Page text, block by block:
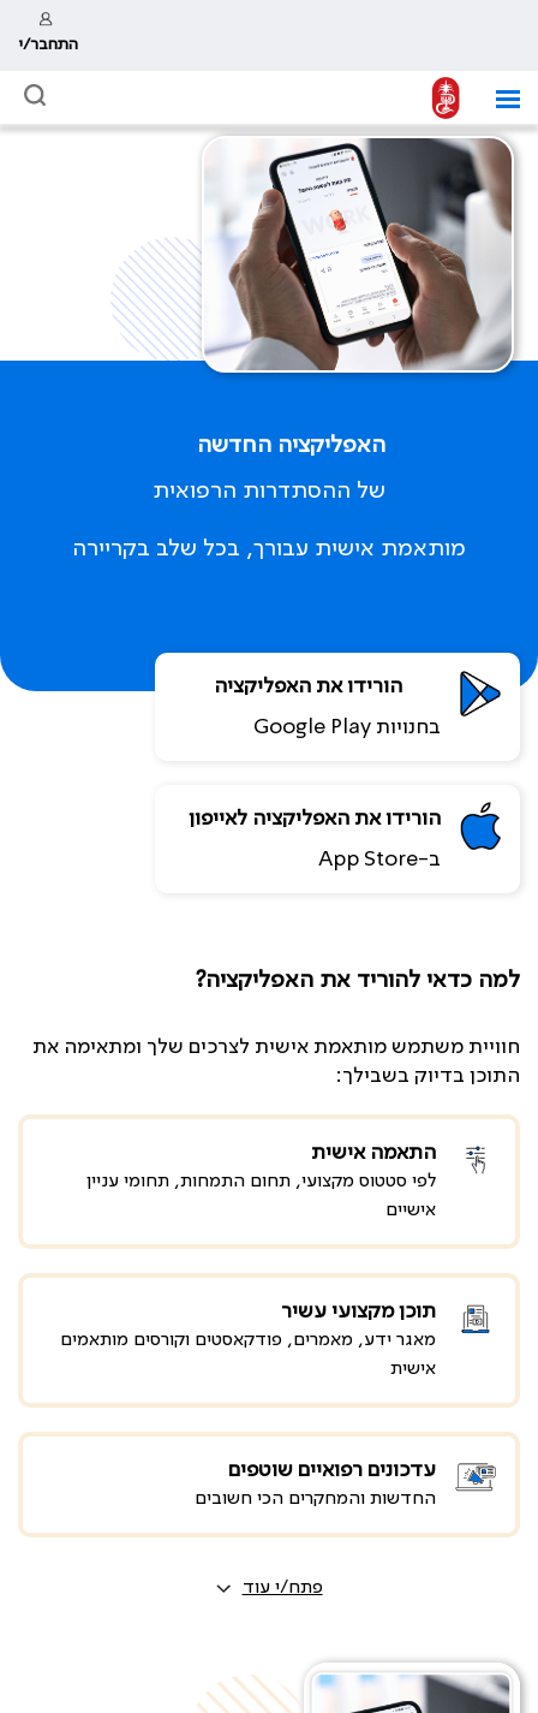
התחבר/י
האפליקציה החדשה
של ההסתדרות הרפואית
מותאמת אישית עבורך, בכל שלב בקריירה
הורידו את האפליקציה
לאנדרואיד
בחנויות Google Play
הורידו את האפליקציה לאייפון
ב-App Store
למה כדאי להוריד את האפליקציה?
חוויית משתמש מותאמת אישית לצרכים שלך ומתאימה את
התוכן בדיוק בשבילך:
התאמה אישית
לפי סטטוס מקצועי, תחום התמחות, תחומי עניין
אישיים
תוכן מקצועי עשיר
מאגר ידע, מאמרים, פודקאסטים וקורסים מותאמים
אישית
עדכונים רפואיים שוטפים
החדשות והמחקרים הכי חשובים
פתח/י עוד